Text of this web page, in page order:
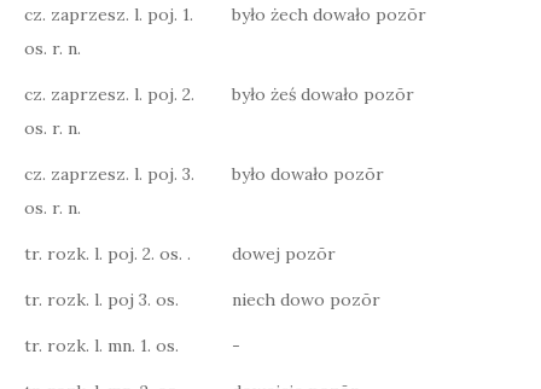
cz. zaprzesz. l. poj. 1.
os. r. n.
było żech dowało pozōr
cz. zaprzesz. l. poj. 2.
os. r. n.
było żeś dowało pozōr
cz. zaprzesz. l. poj. 3.
os. r. n.
było dowało pozōr
tr. rozk. l. poj. 2. os. . dowej pozōr
tr. rozk. l. poj 3. os. niech dowo pozōr
tr. rozk. l. mn. 1. os. -